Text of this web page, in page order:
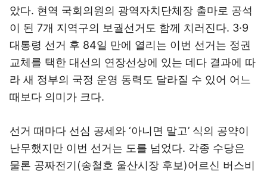
았다. 현역 국회의원의 광역자치단체장 출마로 공석
이 된 7개 지역구의 보궐선거도 함께 치러진다. 3·9
대통령 선거 후 84일 만에 열리는 이번 선거는 정권
교체를 택한 대선의 연장선상에 있는 데다 결과에 따
라 새 정부의 국정 운영 동력도 달라질 수 있어 어느
때보다 의미가 크다.
선거 때마다 선심 공세와 ‘아니면 말고’ 식의 공약이
난무했지만 이번 선거는 도를 넘었다. 각종 수당은
물론 공짜전기(송철호 울산시장 후보)어르신 버스비